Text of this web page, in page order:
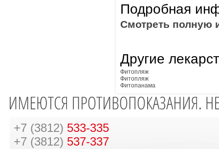
Подробная
Смотреть полную
Другие
Фитопляж
Фитопляж
Фитопанама
+7 (3812) 533-335
+7 (3812) 537-337